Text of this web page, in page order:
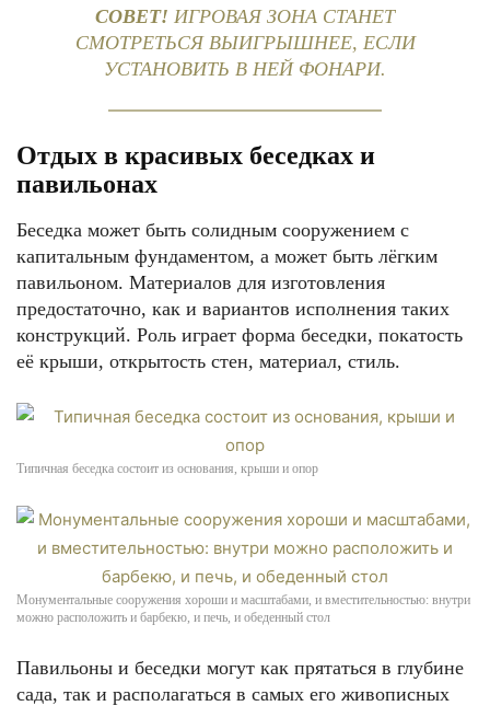
СОВЕТ! ИГРОВАЯ ЗОНА СТАНЕТ
СМОТРЕТЬСЯ ВЫИГРЫШНЕЕ, ЕСЛИ
УСТАНОВИТЬ В НЕЙ ФОНАРИ.
Отдых в красивых беседках и
павильонах
Беседка может быть солидным сооружением с
капитальным фундаментом, а может быть лёгким
павильоном. Материалов для изготовления
предостаточно, как и вариантов исполнения таких
конструкций. Роль играет форма беседки, покатость
её крыши, открытость стен, материал, стиль.
Типичная беседка состоит из основания, крыши и опор
Монументальные сооружения хороши и масштабами, и вместительностью: внутри
можно расположить и барбекю, и печь, и обеденный стол
Павильоны и беседки могут как прятаться в глубине
сада, так и располагаться в самых его живописных